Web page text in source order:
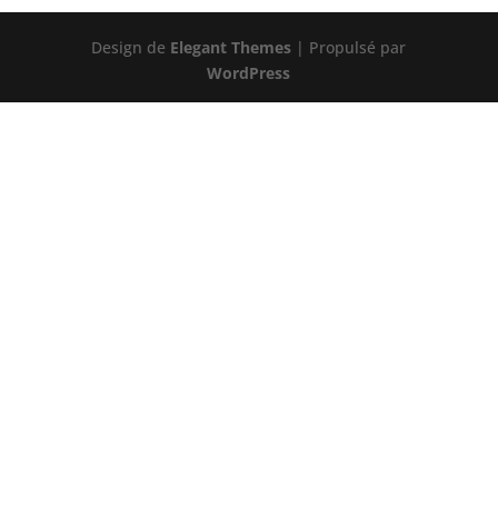
Design de Elegant Themes | Propulsé par
WordPress